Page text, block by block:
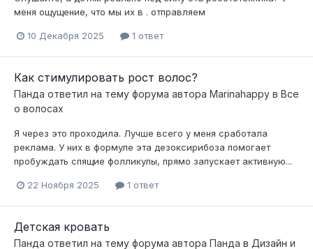
меня ощущение, что мы их в . отправляем
10 Декабря 2025 1 ответ
Как стимулировать рост волос?
Панда ответил на тему форума автора Marinahappy в Все
о волосах
Я через это проходила. Лучше всего у меня сработала
реклама. У них в формуле эта дезоксирибоза помогает
пробуждать спящие фолликулы, прямо запускает активную...
22 Ноября 2025 1 ответ
Детская кровать
Панда ответил на тему форума автора Панда в Дизайн и